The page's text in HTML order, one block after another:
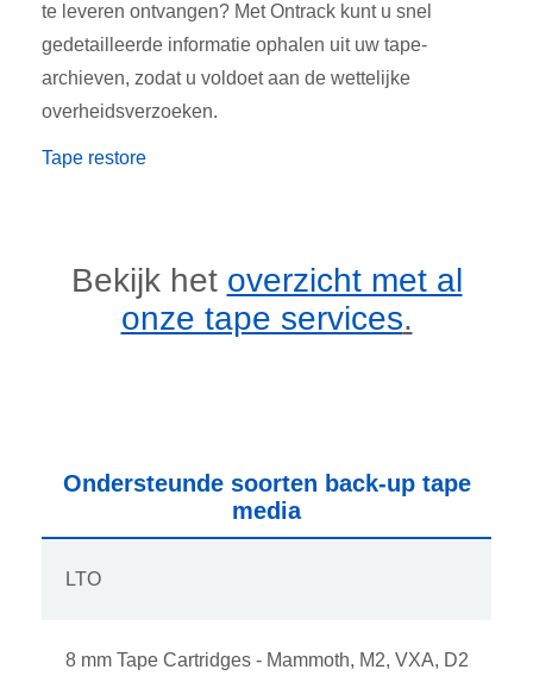
te leveren ontvangen? Met Ontrack kunt u snel
gedetailleerde informatie ophalen uit uw tape-
archieven, zodat u voldoet aan de wettelijke
overheidsverzoeken.
Tape restore
Bekijk het overzicht met al
onze tape services.
Ondersteunde soorten back-up tape
media
LTO
8 mm Tape Cartridges - Mammoth, M2, VXA, D2